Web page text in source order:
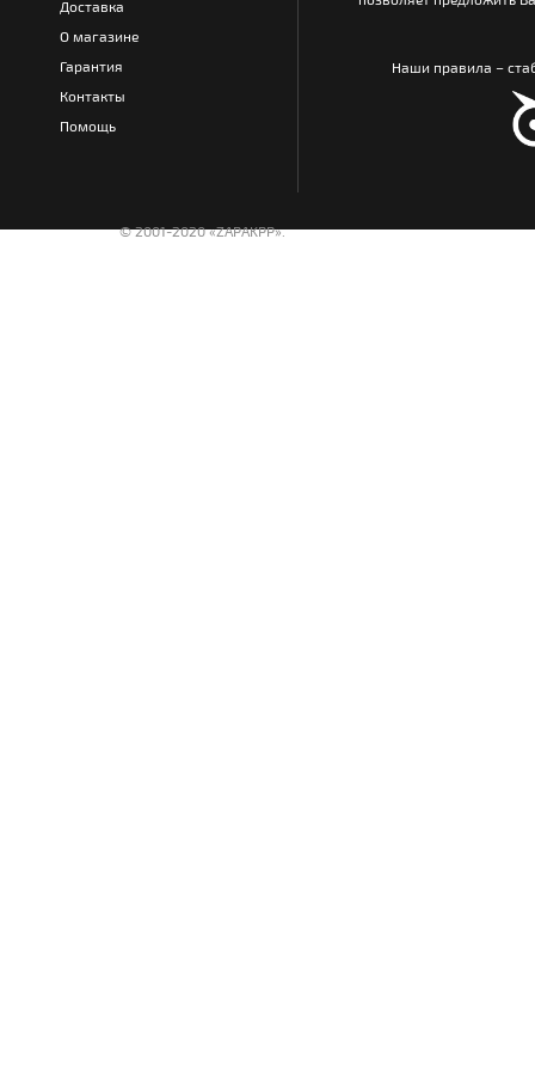
Доставка
О магазине
Гарантия
Контакты
Помощь
Наши правила –
© 2001-2020 «ZAPAKPP».